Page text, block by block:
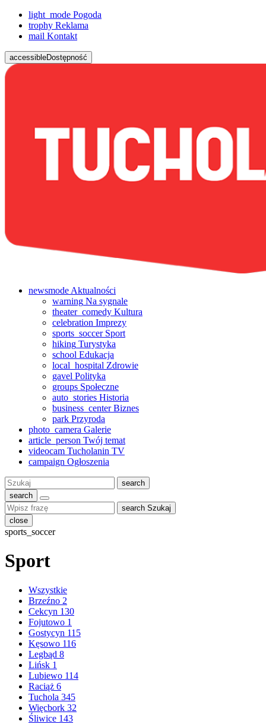
light_mode Pogoda
trophy Reklama
mail Kontakt
accessibleDostępność
newsmode Aktualności
warning Na sygnale
theater_comedy Kultura
celebration Imprezy
sports_soccerSport
hiking Turystyka
school Edukacja
local_hospital Zdrowie
gavel Polityka
groups Społeczne
auto_stories Historia
business_centerBiznes
park Przyroda
photo_camera Galerie
article_person Twój temat
videocam Tucholanin TV
campaign Ogłoszenia
Szukaj:
search
search
search Szukaj
close
sports_soccer
Sport
Wszystkie
Brzeźno 2
Cekcyn 130
Fojutowo 1
Gostycyn 115
Kęsowo 116
Legbąd 8
Lińsk 1
Lubiewo 114
Raciąż 6
Tuchola 345
Więcbork 32
Śliwice 143